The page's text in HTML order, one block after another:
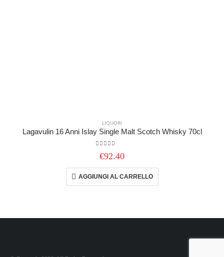
LIQUORI
Lagavulin 16 Anni Islay Single Malt Scotch Whisky 70cl
€92.40
AGGIUNGI AL CARRELLO